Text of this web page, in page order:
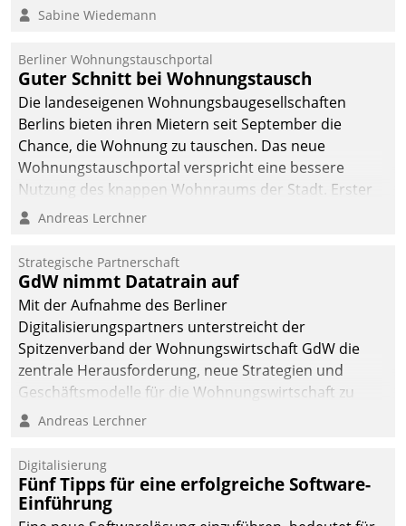
Sabine Wiedemann
Berliner Wohnungstauschportal
Guter Schnitt bei Wohnungstausch
Die landeseigenen Wohnungsbaugesellschaften
Berlins bieten ihren Mietern seit September die
Chance, die Wohnung zu tauschen. Das neue
Wohnungstauschportal verspricht eine bessere
Nutzung des knappen Wohnraums der Stadt. Erster
Anwendungsfall für Datatrains Lösung API-Hub mit
Unternehmen.
Andreas Lerchner
Strategische Partnerschaft
GdW nimmt Datatrain auf
Mit der Aufnahme des Berliner
Digitalisierungspartners unterstreicht der
Spitzenverband der Wohnungswirtschaft GdW die
zentrale Herausforderung, neue Strategien und
Geschäftsmodelle für die Wohnungswirtschaft zu
entwickeln.
Andreas Lerchner
Digitalisierung
Fünf Tipps für eine erfolgreiche Software-
Einführung